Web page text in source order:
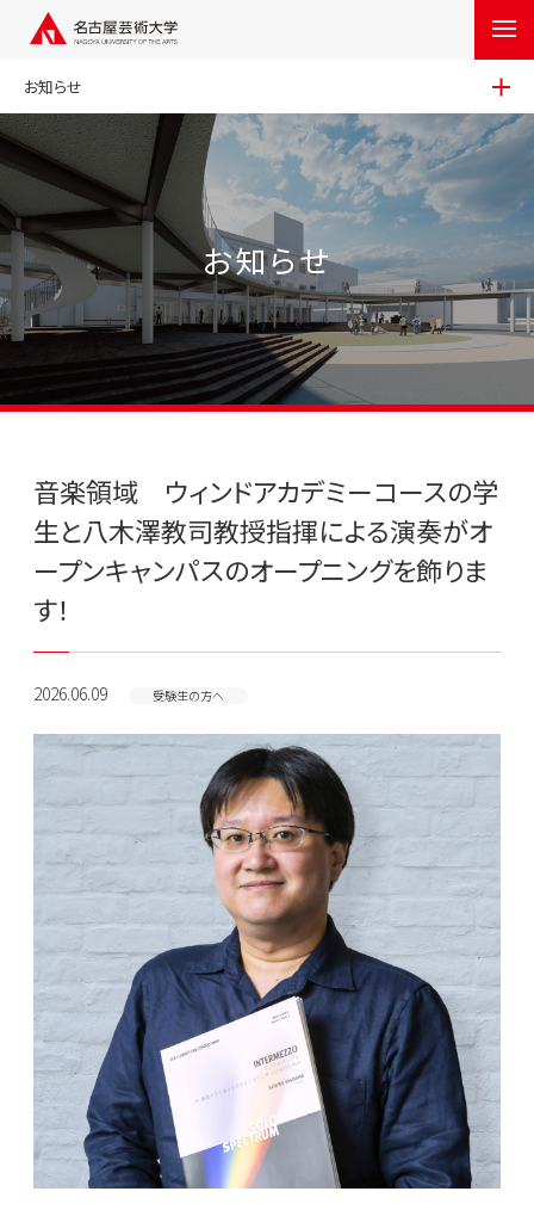
お知らせ
お知らせ
音楽領域 ウィンドアカデミーコースの学
生と八木澤教司教授指揮による演奏がオ
ープンキャンパスのオープニングを飾りま
す！
2026.06.09 受験生の方へ